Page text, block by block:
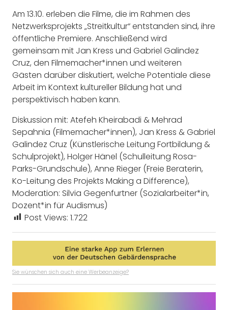
Am 13.10. erleben die Filme, die im Rahmen des
Netzwerksprojekts „Streitkultur“ entstanden sind, ihre
öffentliche Premiere. Anschließend wird
gemeinsam mit Jan Kress und Gabriel Galindez
Cruz, den Filmemacher*innen und weiteren
Gästen darüber diskutiert, welche Potentiale diese
Arbeit im Kontext kultureller Bildung hat und
perspektivisch haben kann.
Diskussion mit: Atefeh Kheirabadi & Mehrad
Sepahnia (Filmemacher*innen), Jan Kress & Gabriel
Galindez Cruz (Künstlerische Leitung Fortbildung &
Schulprojekt), Holger Hänel (Schulleitung Rosa-
Parks-Grundschule), Anne Rieger (Freie Beraterin,
Ko-Leitung des Projekts Making a Difference),
Moderation: Silvia Gegenfurtner (Sozialarbeiter*in,
Dozent*in für Audismus)
Post Views: 1.722
Sie wünschen sich auch eine Werbeanzeige?